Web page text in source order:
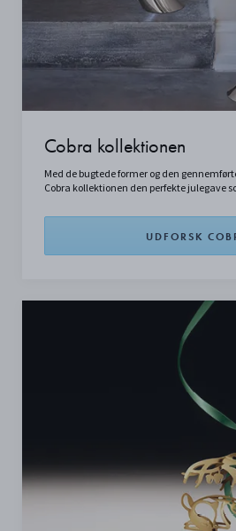
Cobra kollektionen
Med de bugtede former og den
Cobra kollektionen den perfekte julegave
UDFORSK